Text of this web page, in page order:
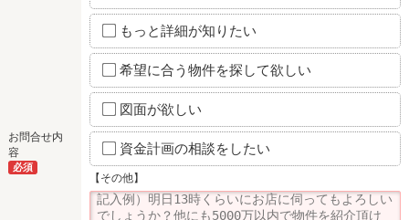
お問合せ内
容
必須
もっと詳細が知りたい
希望に合う物件を探して欲しい
図面が欲しい
資金計画の相談をしたい
【その他】